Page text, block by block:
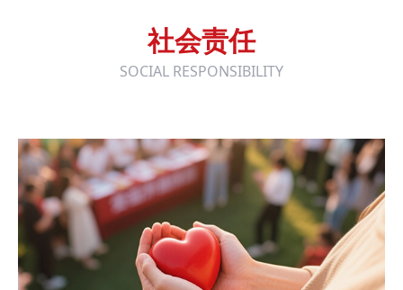
社会责任
SOCIAL RESPONSIBILITY